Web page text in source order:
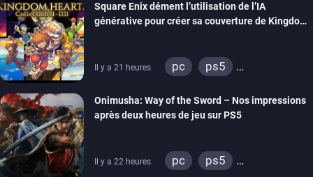
Square Enix dément l’utilisation de l’IA
générative pour créer sa couverture de Kingdom
Il y a 21 heures pc
ps5
Onimusha: Way of the Sword – Nos impressions
après deux heures de jeu sur PS5
Il y a 22 heures pc
ps5